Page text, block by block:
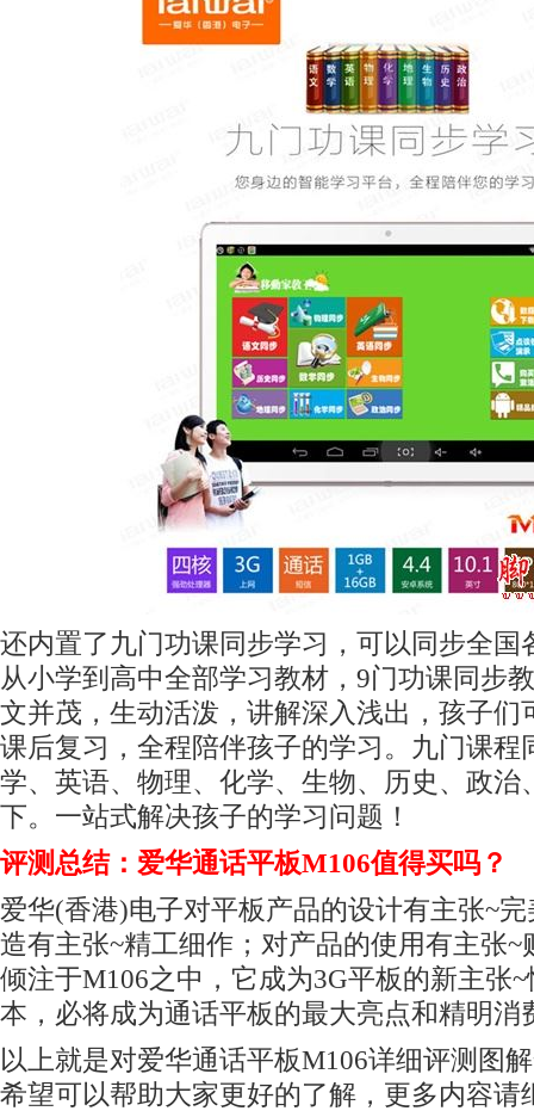
还内置了九门功课同步学习，可以同步全国
从小学到高中全部学习教材，9门功课同步
文并茂，生动活泼，讲解深入浅出，孩子们
课后复习，全程陪伴孩子的学习。九门课程
学、英语、物理、化学、生物、历史、政治
下。一站式解决孩子的学习问题！
评测总结：爱华通话平板M106值得买吗？
爱华(香港)电子对平板产品的设计有主张~
造有主张~精工细作；对产品的使用有主张
倾注于M106之中，它成为3G平板的新主张
本，必将成为通话平板的最大亮点和精明消
以上就是对爱华通话平板M106详细评测图
希望可以帮助大家更好的了解，更多内容请